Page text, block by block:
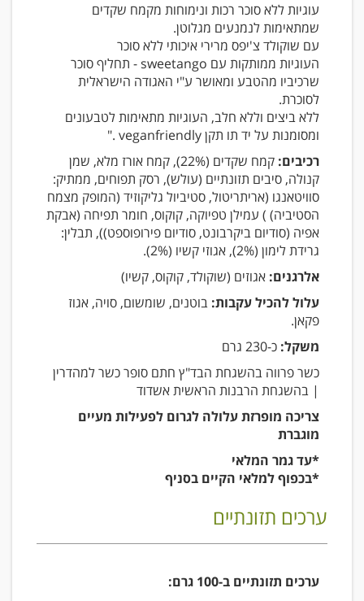
עוגיות ללא סוכר רכות ונימוחות מקמח שקדים
שמתאימות לנמנעים מגלוטן.
עם שוקולד צ'יפס מרירי איכותי ללא סוכר
העוגיות ממותקות עם sweetango - תחליף סוכר
שרכיביו מהטבע ומאושר ע"י האגודה הישראלית
לסוכרת.
ללא ביצים וללא חלב, העוגיות מתאימות לטבעונים
ומסומנות על יד תו תקן veganfriendly ."
רכיבים:
קמח שקדים (22%), קמח אורז מלא, שמן
קנולה, סיבים תזונתיים (עולש), רסק תפוחים, ממתיק:
סוויטאנגו (אריתריטול, סטיביול גליקוזיד (המופק מצמח
הסטיביה) ) עמילן טפיוקה, קוקוס, חומר תפיחה (אבקת
אפיה (סודיום ביקרבונט, סודיום פירופוספט)), תבלין:
גרידת לימון (2%), אגוזי קשיו (2%).
אלרגנים: אגוזים (שוקולד, קוקוס, קשיו)
עלול להכיל עקבות: בוטנים, שומשום, סויה, אגוז
פקאן.
משקל: כ-230 גרם
כשר פרווה בהשגחת הבד"ץ חתם סופר כשר למהדרין
| בהשגחת הרבנות הראשית אשדוד
צריכה מופרזת עלולה לגרום לפעילות מעיים
מוגברת
*עד גמר המלאי
*בכפוף למלאי הקיים בסניף
ערכים תזונתיים
ערכים תזונתיים ב-100 גרם: